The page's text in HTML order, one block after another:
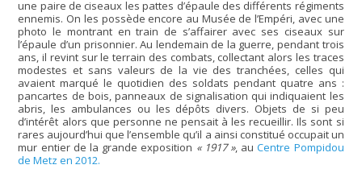
une paire de ciseaux les pattes d’épaule des différents régiments
ennemis. On les possède encore au Musée de l’Empéri, avec une
photo le montrant en train de s’affairer avec ses ciseaux sur
l’épaule d’un prisonnier. Au lendemain de la guerre, pendant trois
ans, il revint sur le terrain des combats, collectant alors les traces
modestes et sans valeurs de la vie des tranchées, celles qui
avaient marqué le quotidien des soldats pendant quatre ans :
pancartes de bois, panneaux de signalisation qui indiquaient les
abris, les ambulances ou les dépôts divers. Objets de si peu
d’intérêt alors que personne ne pensait à les recueillir. Ils sont si
rares aujourd’hui que l’ensemble qu’il a ainsi constitué occupait un
mur entier de la grande exposition « 1917 », auCentre Pompidou
de Metz en 2012.